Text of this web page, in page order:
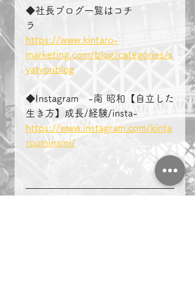
◆社長ブログ一覧はコチ
ラ
https://www.kintaro-
marketing.com/blog/categories/s
yatyoublog
◆Instagram　-南 昭和【自立した
生き方】成長/経験/insta-
https://www.instagram.com/kinta
rouminami/